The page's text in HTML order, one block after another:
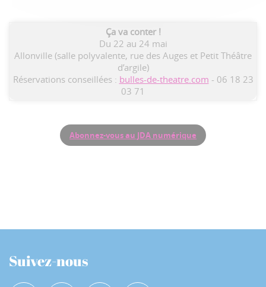
Ça va conter !
Du 22 au 24 mai
Allonville (salle polyvalente, rue des Auges et Petit Théâtre
d’argile)
Réservations conseillées : bulles-de-theatre.com - 06 18 23
03 71
Abonnez-vous au JDA numérique
Suivez-nous